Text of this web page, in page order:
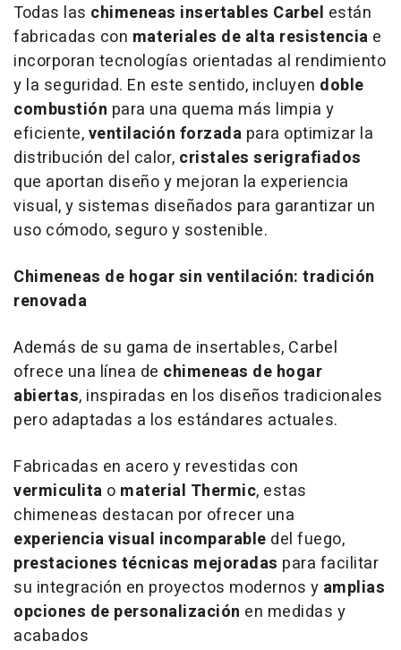
Todas las chimeneas insertables Carbel están
fabricadas con materiales de alta resistencia e
incorporan tecnologías orientadas al rendimiento
y la seguridad. En este sentido, incluyen doble
combustión para una quema más limpia y
eficiente,ventilación forzada para optimizar la
distribución del calor, cristales serigrafiados
que aportan diseño y mejoran la experiencia
visual, y sistemas diseñados para garantizar un
uso cómodo, seguro y sostenible.
Chimeneas de hogar sin ventilación: tradición
renovada
Además de su gama de insertables, Carbel
ofrece una línea de chimeneas de hogar
abiertas, inspiradas en los diseños tradicionales
pero adaptadas a los estándares actuales.
Fabricadas en acero y revestidas con
vermiculita o material Thermic, estas
chimeneas destacan por ofrecer una
experiencia visual incomparable del fuego,
prestaciones técnicas mejoradas para facilitar
su integración en proyectos modernos y amplias
opciones de personalización en medidas y
acabados